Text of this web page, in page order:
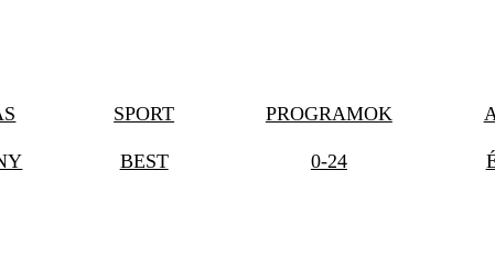
SPORT PROGRAMOK
BEST 0-24